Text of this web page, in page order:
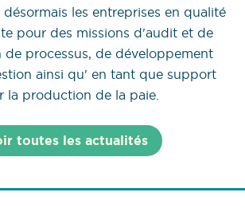
les entreprises en qualité
pour des missions d'audit et de
de processus, de développement
ainsi qu' en tant que support
la production de la paie.
toutes les actualités